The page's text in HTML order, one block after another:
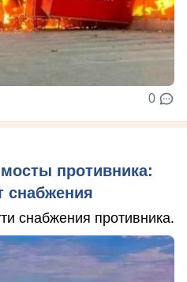
0
противника:
снабжения
снабжения противника.